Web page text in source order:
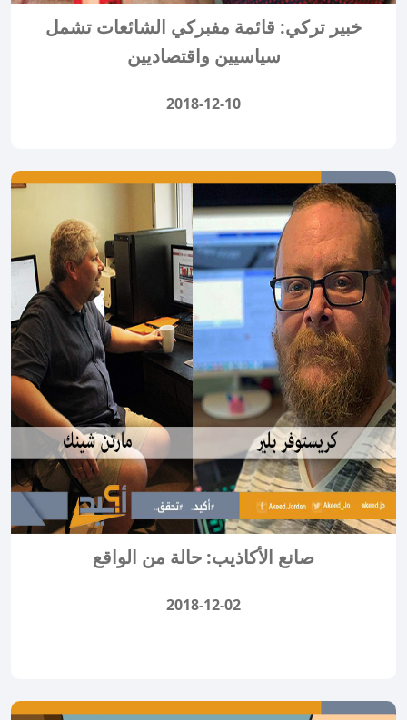
خبير تركي: قائمة مفبركي الشائعات تشمل
سياسيين واقتصاديين
2018-12-10
صانع الأكاذيب: حالة من الواقع
2018-12-02